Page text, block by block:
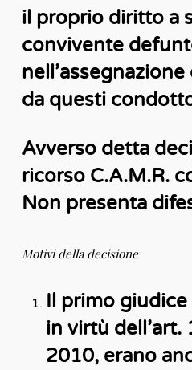
il proprio diritto a
convivente
da questi
Avverso detta
ricorso C.A.M.R.
Non presenta
Motivi della decisione
Il primo
in virtù dell’art.
2010, erano